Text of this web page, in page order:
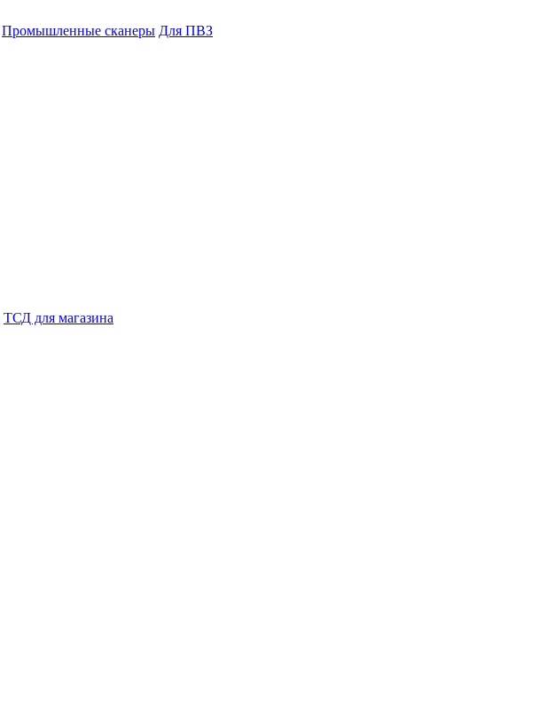
Промышленные сканеры Для ПВЗ
ТСД для магазина